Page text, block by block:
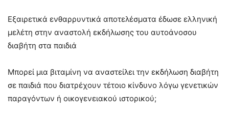
Εξαιρετικά ενθαρρυντικά αποτελέσματα έδωσε ελληνική
μελέτη στην αναστολή εκδήλωσης του αυτοάνοσου
διαβήτη στα παιδιά
Μπορεί μια βιταμίνη να αναστείλει την εκδήλωση διαβήτη
σε παιδιά που διατρέχουν τέτοιο κίνδυνο λόγω γενετικών
παραγόντων ή οικογενειακού ιστορικού;